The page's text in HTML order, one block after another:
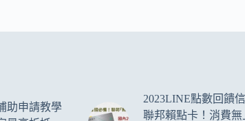
助申請教學
2023LINE點數回饋
聯邦賴點卡！消費無